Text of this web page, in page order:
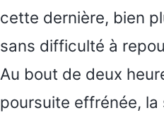
cette dernière, bien
sans difficulté à
Au bout de deux
poursuite effrénée, la